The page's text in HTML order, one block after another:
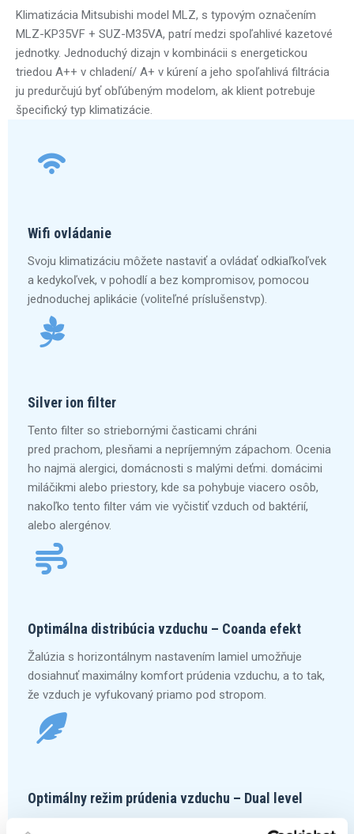
Klimatizácia Mitsubishi model MLZ, s typovým označením
MLZ-KP35VF + SUZ-M35VA, patrí medzi spoľahlivé kazetové
jednotky. Jednoduchý dizajn v kombinácii s energetickou
triedou A++ v chladení/ A+ v kúrení a jeho spoľahlivá filtrácia
ju predurčujú byť obľúbeným modelom, ak klient potrebuje
špecifický typ klimatizácie.
Wifi ovládanie
Svoju klimatizáciu môžete nastaviť a ovládať odkiaľkoľvek
a kedykoľvek, v pohodlí a bez kompromisov, pomocou
jednoduchej aplikácie (voliteľné príslušenstvp).
Silver ion filter
Tento filter so striebornými časticami chráni
pred prachom, plesňami a nepríjemným zápachom. Ocenia
ho najmä alergici, domácnosti s malými deťmi. domácimi
miláčikmi alebo priestory, kde sa pohybuje viacero osôb,
nakoľko tento filter vám vie vyčistiť vzduch od baktérií,
alebo alergénov.
Optimálna distribúcia vzduchu – Coanda efekt
Žalúzia s horizontálnym nastavením lamiel umožňuje
dosiahnuť maximálny komfort prúdenia vzduchu, a to tak,
že vzduch je vyfukovaný priamo pod stropom.
Optimálny režim prúdenia vzduchu – Dual level